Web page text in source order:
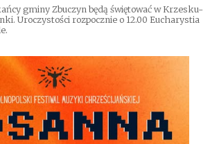
gminy Zbuczyn będą świętować w Krzesku-
Uroczystości rozpocznie o 12.00 Eucharystia